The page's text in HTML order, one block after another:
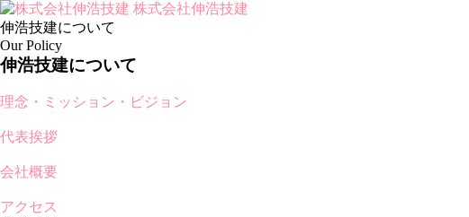
株式会社伸浩技建
伸浩技建について
Our Policy
伸浩技建について
理念・ミッション・ビジョン
代表挨拶
会社概要
アクセス